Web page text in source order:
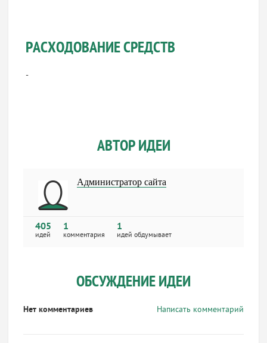
РАСХОДОВАНИЕ СРЕДСТВ
-
АВТОР ИДЕИ
Администратор сайта
405
идей
1
комментария
1
идей обдумывает
ОБСУЖДЕНИЕ ИДЕИ
Написать комментарий
Нет комментариев